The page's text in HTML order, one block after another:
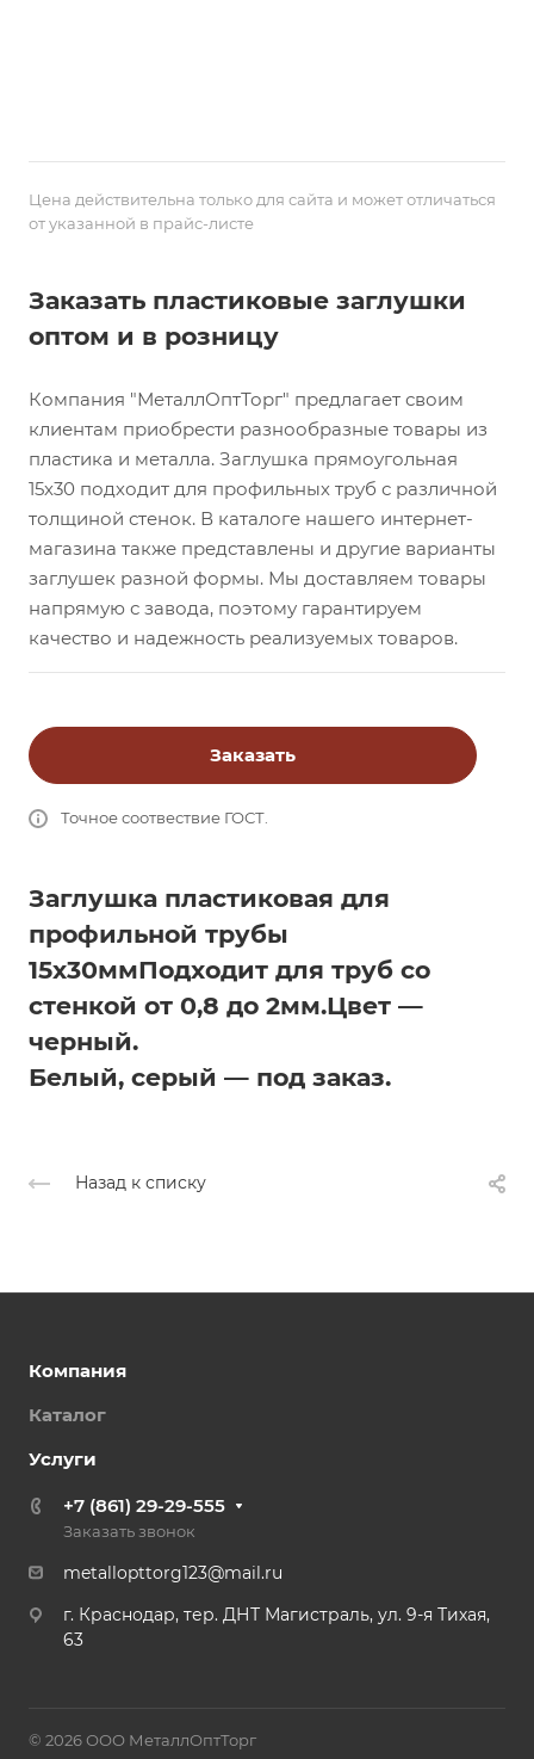
Цена действительна только для сайта и может отличаться
от указанной в прайс-листе
Заказать пластиковые заглушки
оптом и в розницу
Компания "МеталлОптТорг" предлагает своим
клиентам приобрести разнообразные товары из
пластика и металла. Заглушка прямоугольная
15х30 подходит для профильных труб с различной
толщиной стенок. В каталоге нашего интернет-
магазина также представлены и другие варианты
заглушек разной формы. Мы доставляем товары
напрямую с завода, поэтому гарантируем
качество и надежность реализуемых товаров.
Заказать
Точное соотвествие ГОСТ.
Заглушка пластиковая для
профильной трубы
15х30ммПодходит для труб со
стенкой от 0,8 до 2мм.Цвет —
черный.
Белый, серый — под заказ.
Назад к списку
Компания
Каталог
Услуги
+7 (861) 29-29-555
Заказать звонок
metallopttorg123@mail.ru
г. Краснодар, тер. ДНТ Магистраль, ул. 9-я Тихая,
63
© 2026 ООО МеталлОптТорг